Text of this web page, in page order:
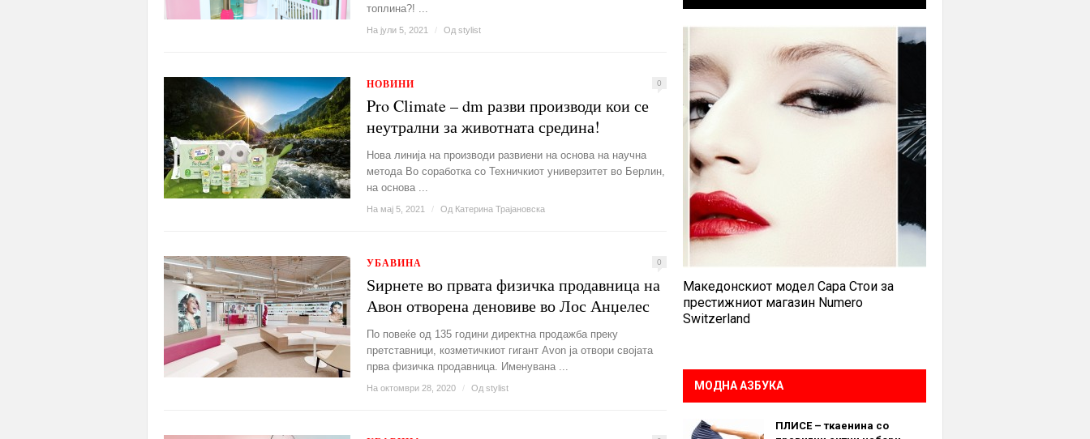
топлина?! ...
На јули 5, 2021 / Од stylist
НОВИНИ 0
Pro Climate – dm разви производи кои се
неутрални за животната средина!
Нова линија на производи развиени на основа на научна
метода Во соработка со Техничкиот универзитет во Берлин,
на основа ...
На мај 5, 2021 / Од Катерина Трајановска
УБАВИНА 0
Ѕирнете во првата физичка продавница на
Авон отворена деновиве во Лос Анџелес
По повеќе од 135 години директна продажба преку
претставници, козметичкиот гигант Avon ја отвори својата
прва физичка продавница. Именувана ...
На октомври 28, 2020 / Од stylist
Македонскиот модел Сара Стои за
престижниот магазин Numero
Switzerland
МОДНА АЗБУКА
ПЛИСЕ – ткаенина со